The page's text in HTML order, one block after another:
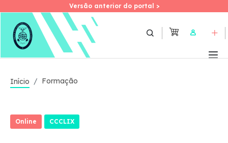
Skip
Versão anterior do portal >
Versão anterior do portal >
User
Início Formação
Online CCCLIX